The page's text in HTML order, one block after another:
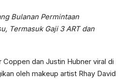
Bulanan Permintaan
Termasuk Gaji 3 ART dan
dan Justin Hubner viral di
oleh makeup artist Rhay David